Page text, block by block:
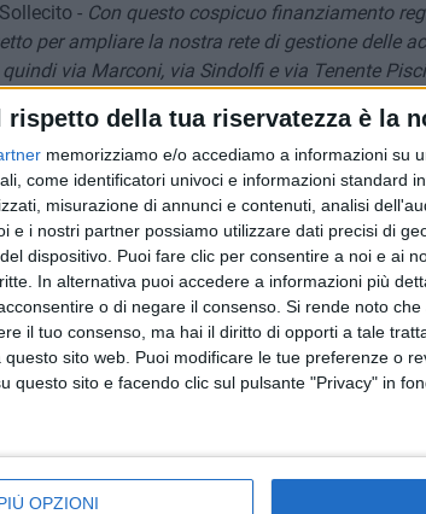
rispetto della tua riservatezza è la
memorizziamo e/o accediamo a informazioni su
come identificatori univoci e informazioni standard
misurazione di annunci e contenuti, analisi
e i nostri partner possiamo utilizzare dati precisi di
dispositivo. Puoi fare clic per consentire a noi e ai
In alternativa puoi accedere a informazioni più
o di negare il consenso. Si rende noto
il tuo consenso, ma hai il diritto di opporti a tale
sito web. Puoi modificare le tue preferenze o
questo sito e facendo clic sul pulsante "Privacy" in
OPZIONI
-Con questo cospicuo finanziamento
per ampliare la nostra rete di gestione delle
via Marconi, via Sindolfi e via Tenente
da utilizzare per l'irrigazione dei parchi e
della
7 AGOSTO 2026
Lavori di restauro alla
Santa Maria di